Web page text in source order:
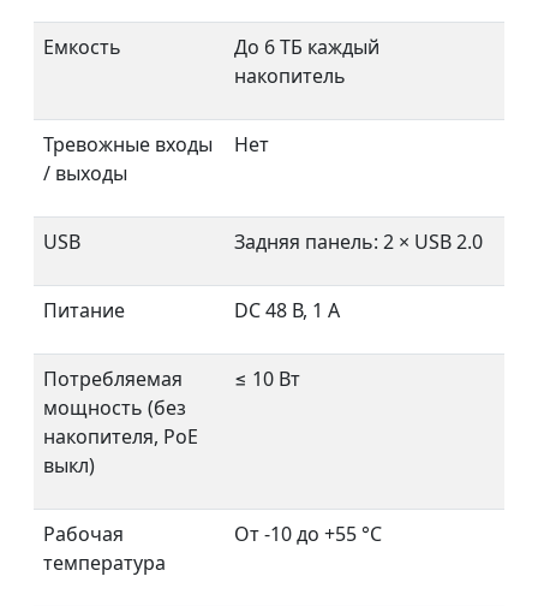
Емкость
До 6 ТБ каждый
накопитель
Тревожные входы
/ выходы
Нет
USB Задняя панель: 2 × USB 2.0
Питание DC 48 В, 1 A
Потребляемая
мощность (без
накопителя, PoE
выкл)
≤ 10 Вт
Рабочая
температура
От -10 до +55 °C